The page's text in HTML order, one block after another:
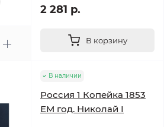
2 281 р.
В корзину
В наличии
Россия 1 Копейка 1853
ЕМ год. Николай I